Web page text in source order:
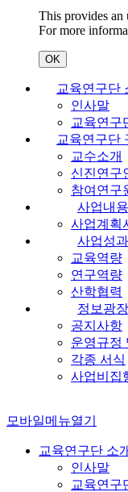
This provides an
For more
OK
교육연구단
인사말
교육연구
교육연구단
교수소개
신진연구
참여연구
사업내용
사업계획
사업성과
교육역량
연구역량
산학협력
정보광장
공지사항
운영규정
각종 서식
사업비집
모바일메뉴열기
교육연구단 소
인사말
교육연구